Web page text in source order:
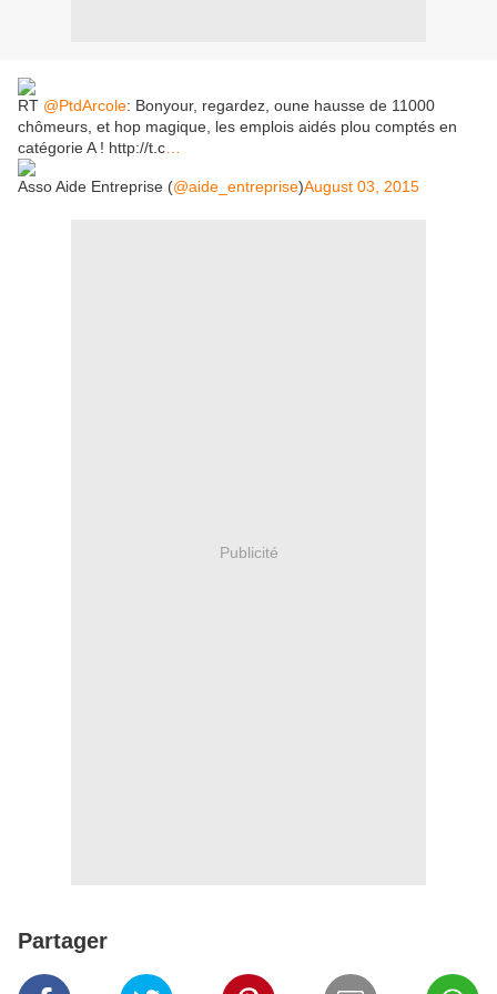
RT @PtdArcole: Bonyour, regardez, oune hausse de 11000
chômeurs, et hop magique, les emplois aidés plou comptés en
catégorie A ! http://t.c
Asso Aide Entreprise (@aide_entreprise)August 03, 2015
Publicité
Partager